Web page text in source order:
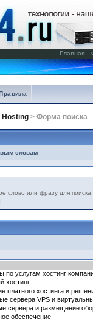
Главная
Hosting > Форма поиска
словам
слово или фразу для поиска.